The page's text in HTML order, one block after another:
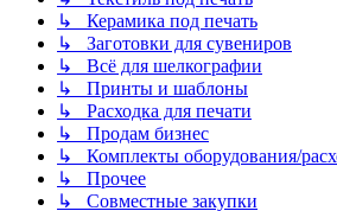
↳ Керамика под печать
↳ Заготовки для сувениров
↳ Всё для шелкографии
↳ Принты и шаблоны
↳ Расходка для печати
↳ Продам бизнес
↳ Комплекты оборудования/
↳ Прочее
↳ Совместные закупки